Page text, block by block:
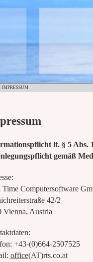
IMPRESSUM
lt. § 5 Abs.
gemäß
Time Computersoftware
42/2
Vienna, Austria
+43-(0)664-2507525
office(AT)rts.co.at